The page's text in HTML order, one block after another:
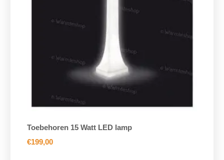
Toebehoren 15 Watt LED lamp
€199,00